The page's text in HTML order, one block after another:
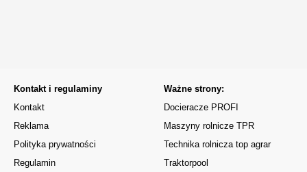
Kontakt i regulaminy
Kontakt
Reklama
Polityka prywatności
Regulamin
Ważne strony:
Docieracze PROFI
Maszyny rolnicze TPR
Technika rolnicza top agrar
Traktorpool